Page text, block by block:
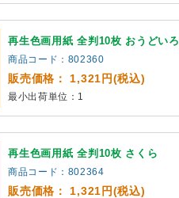
再生色画用紙 全判10枚 おうどいろ
商品コード：802360
販売価格： 1,321円(税込)
最小出荷単位：1
再生色画用紙 全判10枚 さくら
商品コード：802364
販売価格： 1,321円(税込)